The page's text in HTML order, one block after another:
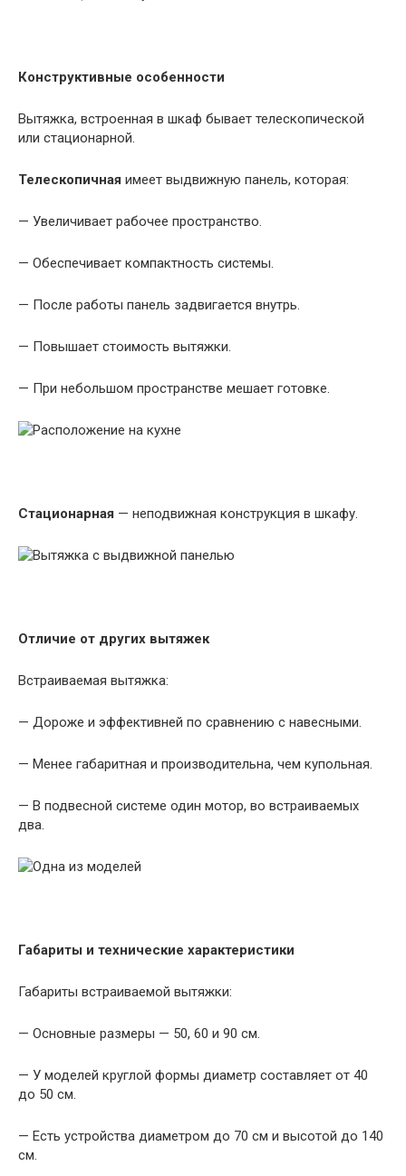
Конструктивные особенности
Вытяжка, встроенная в шкаф бывает телескопической
или стационарной.
Телескопичная имеет выдвижную панель, которая:
— Увеличивает рабочее пространство.
— Обеспечивает компактность системы.
— После работы панель задвигается внутрь.
— Повышает стоимость вытяжки.
— При небольшом пространстве мешает готовке.
Стационарная — неподвижная конструкция в шкафу.
Отличие от других вытяжек
Встраиваемая вытяжка:
— Дороже и эффективней по сравнению с навесными.
— Менее габаритная и производительна, чем купольная.
— В подвесной системе один мотор, во встраиваемых
два.
Габариты и технические характеристики
Габариты встраиваемой вытяжки:
— Основные размеры — 50, 60 и 90 см.
— У моделей круглой формы диаметр составляет от 40
до 50 см.
— Есть устройства диаметром до 70 см и высотой до 140
см.